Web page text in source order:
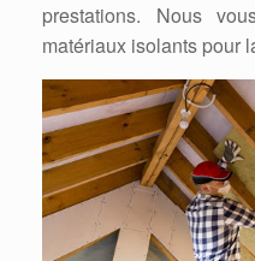
prestations. Nous
matériaux isolants pour